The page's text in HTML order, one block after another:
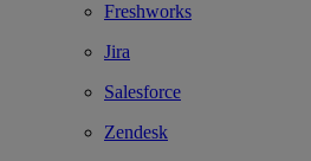
Freshworks
Jira
Salesforce
Zendesk